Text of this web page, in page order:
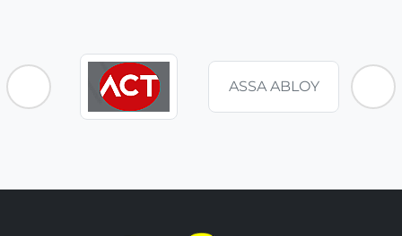
ASSA ABLOY